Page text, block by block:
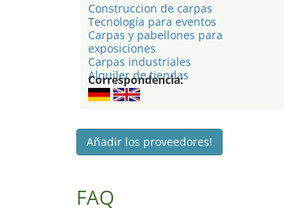
Construccion de carpas
Tecnología para eventos
Carpas y pabellones para
exposiciones
Carpas industriales
Alquiler de tiendas
Correspondencia:
Añadir los proveedores!
FAQ